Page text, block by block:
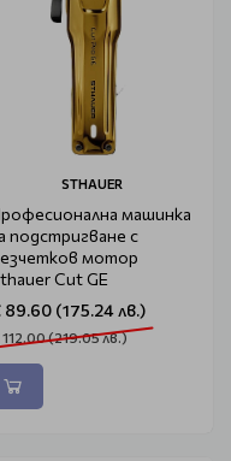
STHAUER
машинка
подстригване с
мотор
Cut GE
89.60 (175.24 лв.)
(219.05 лв.)